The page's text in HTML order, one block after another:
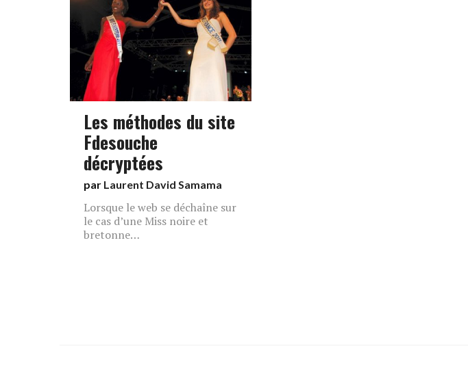
Les méthodes du site
Fdesouche
décryptées
par Laurent David Samama
Lorsque le web se déchaîne sur
le cas d’une Miss noire et
bretonne…